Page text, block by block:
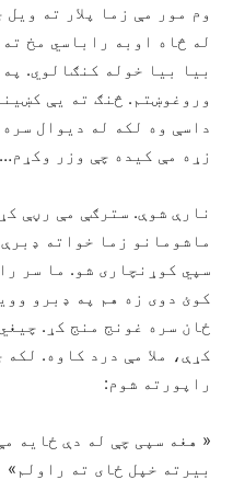
وم مور مې زما پلار ته
له څاه اوبه راباسي مخ
بیا بیا خوله کنګالوي. په
وروغوښتم. څنګ ته یې
داسې وه لکه له دیوال
زړه مې کیده چې وزر
نارې شوې. سترګې مې رڼې
ماشومانو زما خواته
سپي کوړنچاری شو. ما سر
کوئ دوی زه هم په ډبرو
ځان سره غونج منج کړ.
کړې، ملا مې درد کاوه.
راپورته شوم:
« هغه سپی چې له دې ځایه
بیرته خپل ځای ته راولم»